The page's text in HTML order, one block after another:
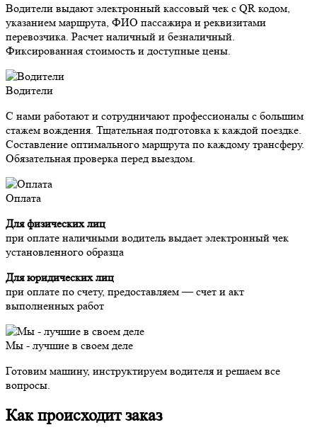
Водители выдают электронный кассовый чек с QR кодом,
указанием маршрута, ФИО пассажира и реквизитами
перевозчика. Расчет наличный и безналичный.
Фиксированная стоимость и доступные цены.
Водители
С нами работают и сотрудничают профессионалы с большим
стажем вождения. Тщательная подготовка к каждой поездке.
Составление оптимального маршрута по каждому трансферу.
Обязательная проверка перед выездом.
Оплата
Для физических лиц
при оплате наличными водитель выдает электронный чек
установленного образца
Для юридических лиц
при оплате по счету, предоставляем — счет и акт
выполненных работ
Мы - лучшие в своем деле
Готовим машину, инструктируем водителя и решаем все
вопросы.
Как происходит заказ